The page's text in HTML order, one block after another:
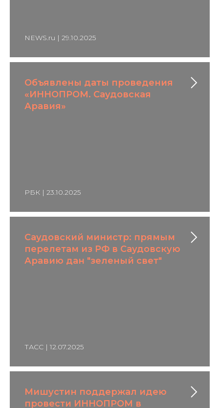
NEWS.ru | 29.10.2025
Объявлены даты проведения
«ИННОПРОМ. Саудовская
Аравия»
РБК | 23.10.2025
Саудовский министр: прямым
перелетам из РФ в Саудовскую
Аравию дан "зеленый свет"
ТАСС | 12.07.2025
Мишустин поддержал идею
провести ИННОПРОМ в